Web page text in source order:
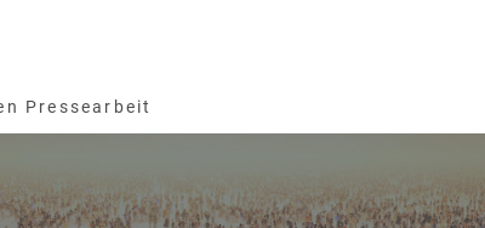
Pressearbeit